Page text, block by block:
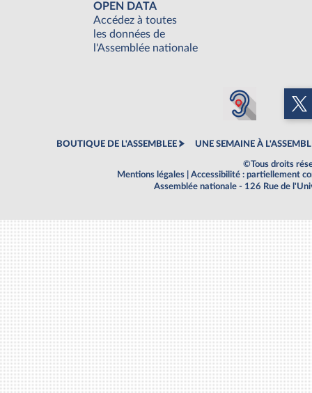
OPEN DATA
Accédez à toutes
les données de
l'Assemblée nationale
BOUTIQUE DE L'ASSEMBLEE UNE SEMAINE À
©Tous droits
Mentions légales
Accessibilité : partiellement
Assemblée nationale - 126 Rue de